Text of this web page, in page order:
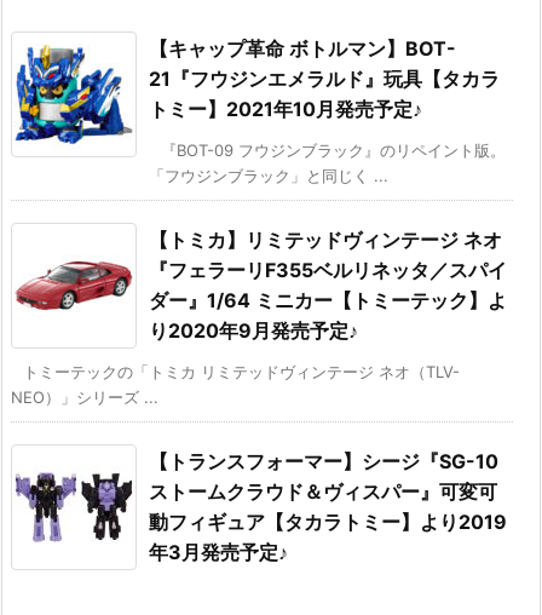
【キャップ革命 ボトルマン】BOT-
21『フウジンエメラルド』玩具【タカラ
トミー】2021年10月発売予定♪
『BOT-09 フウジンブラック』のリペイント版。
「フウジンブラック」と同じく ...
【トミカ】リミテッドヴィンテージ ネオ
『フェラーリF355ベルリネッタ／スパイ
ダー』1/64 ミニカー【トミーテック】よ
り2020年9月発売予定♪
トミーテックの「トミカ リミテッドヴィンテージ ネオ（TLV-
NEO）」シリーズ ...
【トランスフォーマー】シージ『SG-10
ストームクラウド＆ヴィスパー』可変可
動フィギュア【タカラトミー】より2019
年3月発売予定♪